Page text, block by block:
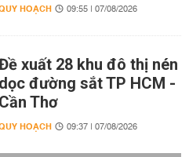
HOẠCH 09:55 | 07/08/2026
xuất 28 khu đô thị nén
dọc đường sắt TP HCM -
Cần Thơ
HOẠCH 09:37 | 07/08/2026